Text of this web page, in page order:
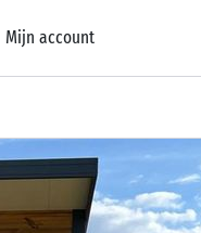
Mijn account